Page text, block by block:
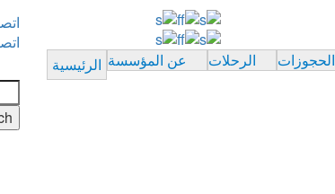
الرئيسية عن المؤسسة الرحلات الحجوزات